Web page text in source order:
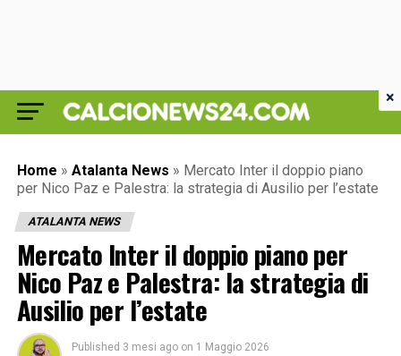
Home » Atalanta News » Mercato Inter il doppio piano
per Nico Paz e Palestra: la strategia di Ausilio per l’estate
ATALANTA NEWS
Mercato Inter il doppio piano per
Nico Paz e Palestra: la strategia di
Ausilio per l’estate
Published 3 mesi ago on 1 Maggio 2026
×